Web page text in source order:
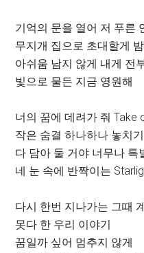
기억의 문을 열어 저 푸른
무지개 집으로 초대할게
아쉬움 남지 않게 내게 전
빛으로 물든 지금 영원해
너의 꿈에 데려가 줘 Take
작은 숨결 하나하나 놓치
다 담아 둘 거야 너무나 특
네 눈 속에 반짝이는
다시 한번 지나가는 그때
못다 한 우리 이야기
꿈일까 싶어 멈추지 않게